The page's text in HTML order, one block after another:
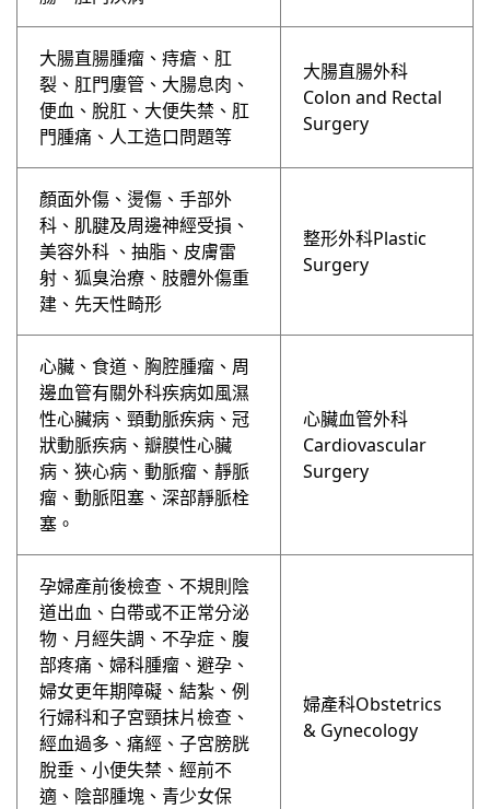
⼤腸直腸腫瘤、痔瘡、肛
裂、肛⾨廔管、⼤腸息肉、
便血、脫肛、⼤便失禁、肛
⾨腫痛、人工造口問題等
大腸直腸外科
Colon and Rectal
Surgery
顏面外傷、燙傷、手部外
科、肌腱及周邊神經受損、
美容外科 、抽脂、皮膚雷
射、狐臭治療、肢體外傷重
建、先天性畸形
整形外科Plastic
Surgery
心臟、食道、胸腔腫瘤、周
邊血管有關外科疾病如風濕
性心臟病、頸動脈疾病、冠
狀動脈疾病、瓣膜性心臟
病、狹心病、動脈瘤、靜脈
瘤、動脈阻塞、深部靜脈栓
塞。
心臟血管外科
Cardiovascular
Surgery
孕婦產前後檢查、不規則陰
道出血、白帶或不正常分泌
物、月經失調、不孕症、腹
部疼痛、婦科腫瘤、避孕、
婦女更年期障礙、結紮、例
行婦科和子宮頸抹片檢查、
經血過多、痛經、子宮膀胱
脫垂、小便失禁、經前不
適、陰部腫塊、青少女保
婦產科Obstetrics
& Gynecology